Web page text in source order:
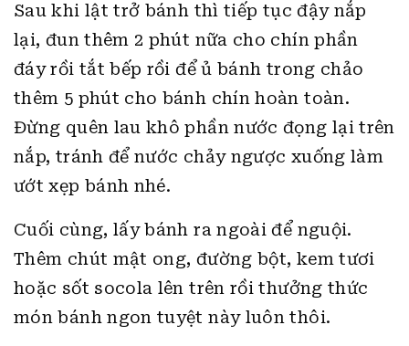
Sau khi lật trở bánh thì tiếp tục đậy nắp
lại, đun thêm 2 phút nữa cho chín phần
đáy rồi tắt bếp rồi để ủ bánh trong chảo
thêm 5 phút cho bánh chín hoàn toàn.
Đừng quên lau khô phần nước đọng lại trên
nắp, tránh để nước chảy ngược xuống làm
ướt xẹp bánh nhé.
Cuối cùng, lấy bánh ra ngoài để nguội.
Thêm chút mật ong, đường bột, kem tươi
hoặc sốt socola lên trên rồi thưởng thức
món bánh ngon tuyệt này luôn thôi.